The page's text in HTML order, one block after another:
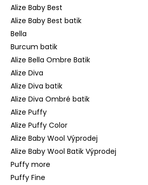
Alize Baby Best
Alize Baby Best batik
Bella
Burcum batik
Alize Bella Ombre Batik
Alize Diva
Alize Diva batik
Alize Diva Ombré batik
Alize Puffy
Alize Puffy Color
Alize Baby Wool Výprodej
Alize Baby Wool Batik Výprodej
Puffy more
Puffy Fine